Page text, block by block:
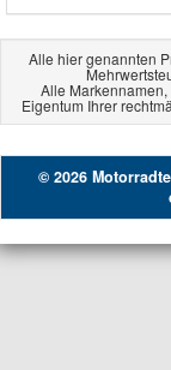
Alle hier genannten
Alle
Eigentum Ihrer
© 2026